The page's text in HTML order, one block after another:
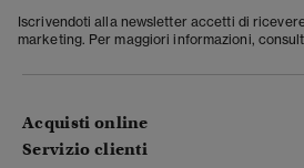
Iscrivendoti alla newsletter accetti di
marketing. Per maggiori informazioni,
Acquisti online
Servizio clienti